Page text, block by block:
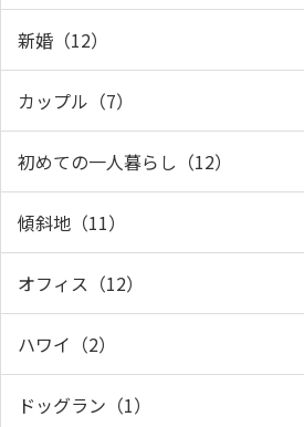
新婚（12）
カップル（7）
初めての一人暮らし（12）
傾斜地（11）
オフィス（12）
ハワイ（2）
ドッグラン（1）